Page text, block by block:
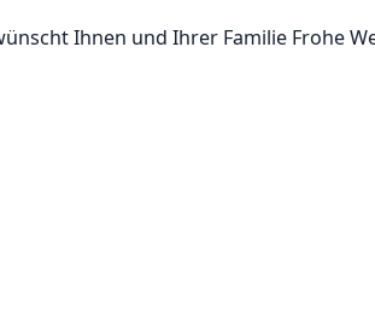
Ihnen und Ihrer Familie Frohe